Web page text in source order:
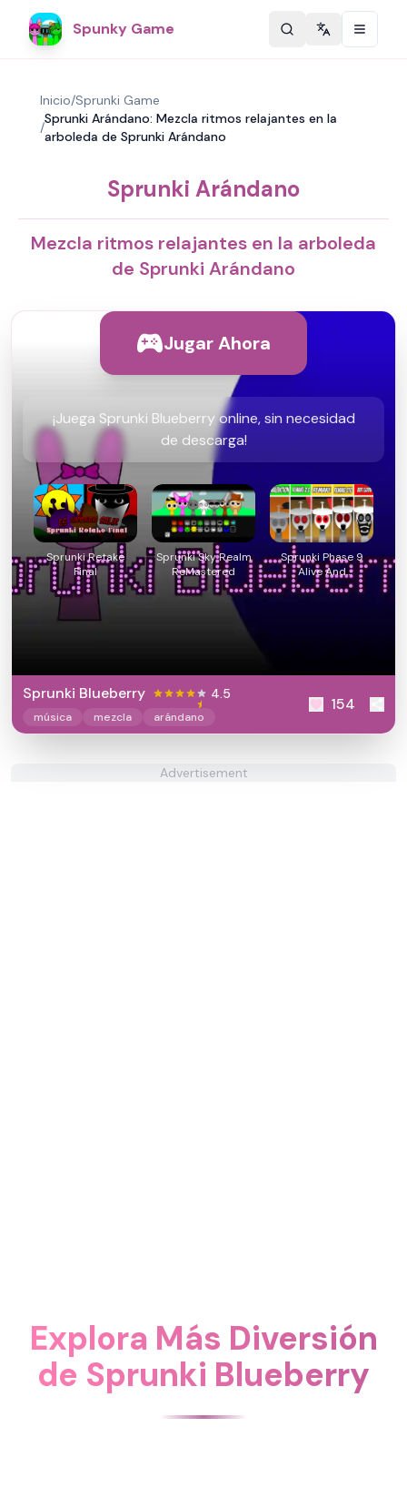
Spunky Game Change
Inicio/Sprunki Game
/
Sprunki Arándano: Mezcla ritmos relajantes en la
arboleda de Sprunki Arándano
Sprunki Arándano
Mezcla ritmos relajantes en la arboleda
de Sprunki Arándano
Jugar Ahora
¡Juega Sprunki Blueberry online, sin necesidad
de descarga!
Sprunki Retake
Final
Sprunki Sky Realm
ReMastered
Sprunki Phase 9
Alive And
Malediction
Sprunki Blueberry 4.5
música mezcla arándano
154
Advertisement
Explora Más Diversión
de Sprunki Blueberry